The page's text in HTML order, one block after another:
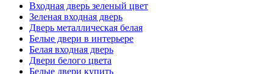
Входная дверь зеленый цвет
Зеленая входная дверь
Дверь металлическая белая
Белые двери в интерьере
Белая входная дверь
Двери белого цвета
Белые двери купить